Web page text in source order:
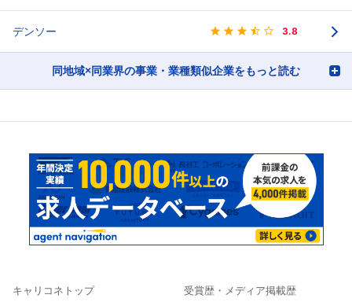
デンソー 3.8
同地域×同業界の事業・業種類似企業をもっと読む
キャリコネトップ 受賞歴・メディア掲載歴